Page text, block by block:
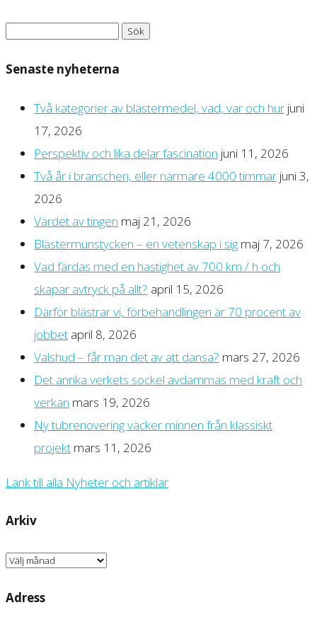
Senaste nyheterna
Två kategorier av blästermedel, vad, var och hur juni
17, 2026
Perspektiv och lika delar fascination juni 11, 2026
Två år i branschen, eller närmare 4000 timmar juni 3,
2026
Värdet av tingen maj 21, 2026
Blästermunstycken – en vetenskap i sig maj 7, 2026
Vad färdas med en hastighet av 700 km / h och
skapar avtryck på allt? april 15, 2026
Därför blästrar vi, förbehandlingen är 70 procent av
jobbet april 8, 2026
Valshud – får man det av att dansa? mars 27, 2026
Det anrika verkets sockel avdammas med kraft och
verkan mars 19, 2026
Ny tubrenovering väcker minnen från klassiskt
projekt mars 11, 2026
Länk till alla Nyheter och artiklar
Arkiv
Arkiv
Adress